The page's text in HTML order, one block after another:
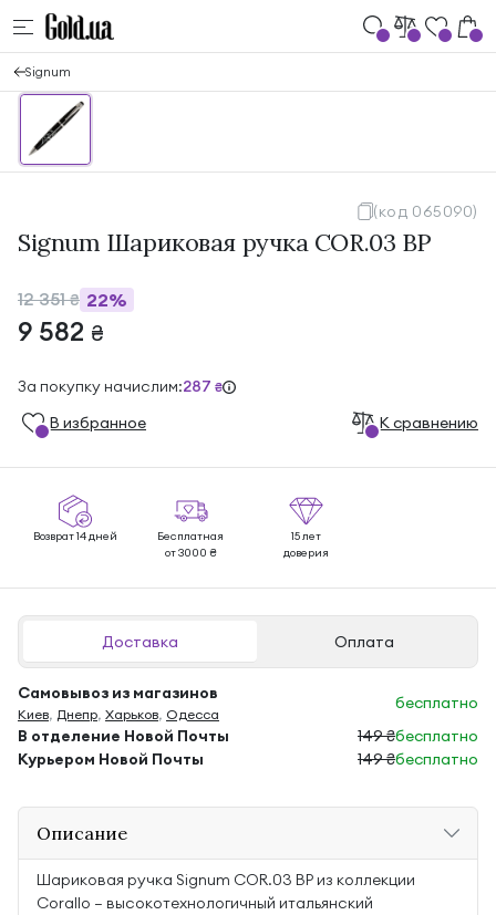
Signum
(код 065090)
Signum Шариковая ручка COR.03 BP
12 351₴ 22%
9 582 ₴
За покупку начислим:287 ₴
В избранноe К сравнению
Возврат 14 дней
Бесплатная
от 3000 ₴
15 лет
доверия
Доставка Оплата
Самовывоз из магазинов
Киев, Днепр, Харьков, Одесса
бесплатно
В отделение Новой Почты
149 ₴бесплатно
Курьером Новой Почты
149 ₴бесплатно
Описание
Шариковая ручка Signum COR.03 BP из коллекции
Corallo — высокотехнологичный итальянский